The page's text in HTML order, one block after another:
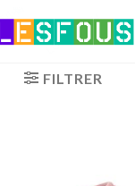
FILTRER